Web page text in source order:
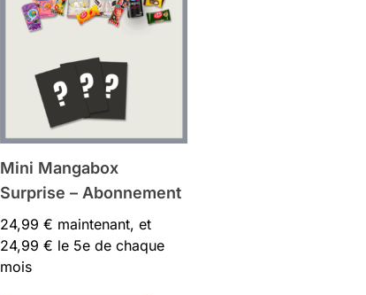
Mini Mangabox
Surprise – Abonnement
24,99 € maintenant, et
24,99 € le 5e de chaque
mois